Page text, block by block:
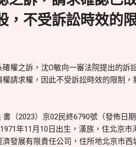
，不受訴訟時效的
確權之訴，沈O敏向一審法院提出的
請求權，因此不受訴訟時效的限制
（2023）京02民終6790號（發佈日期
年11月10日出生，漢族，住北京市
發展有限責任公司，住所地北京市